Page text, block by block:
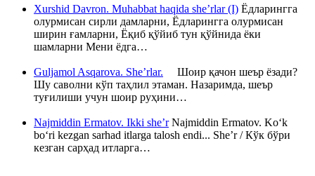
Xurshid Davron. Muhabbat haqida she’rlar (I) Ёдларингга
олурмисан сирли дамларни, Ёдларингга олурмисан
ширин ғамларни, Ёқиб қўйиб тун қўйнида ёки
шамларни Мени ёдга…
Guljamol Asqarova. She’rlar. Шоир қачон шеър ёзади?
Шу саволни кўп таҳлил этаман. Назаримда, шеър
туғилиши учун шоир руҳини…
Najmiddin Ermatov. Ikki she’rNajmiddin Ermatov. Ko‘k
bo‘ri kezgan sarhad itlarga talosh endi... She’r / Кўк бўри
кезган сарҳад итларга…